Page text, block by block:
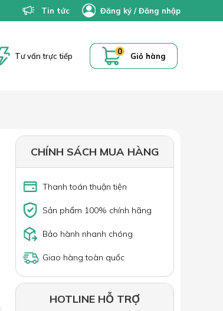
Tin tức Đăng ký /Đăng nhập
Tư vấn trực tiếp 0 Giỏ hàng
CHÍNH SÁCH MUA HÀNG
Thanh toán thuận tiện
Sản phẩm 100% chính hãng
Bảo hành nhanh chóng
Giao hàng toàn quốc
HOTLINE HỖ TRỢ